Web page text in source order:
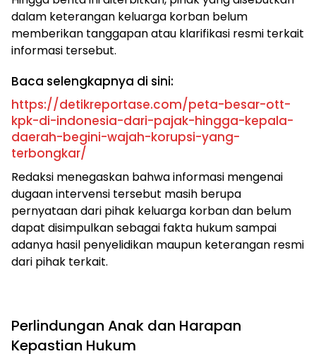
dalam keterangan keluarga korban belum
memberikan tanggapan atau klarifikasi resmi terkait
informasi tersebut.
Baca selengkapnya di sini:
https://detikreportase.com/peta-besar-ott-
kpk-di-indonesia-dari-pajak-hingga-kepala-
daerah-begini-wajah-korupsi-yang-
terbongkar/
Redaksi menegaskan bahwa informasi mengenai
dugaan intervensi tersebut masih berupa
pernyataan dari pihak keluarga korban dan belum
dapat disimpulkan sebagai fakta hukum sampai
adanya hasil penyelidikan maupun keterangan resmi
dari pihak terkait.
Perlindungan Anak dan Harapan
Kepastian Hukum